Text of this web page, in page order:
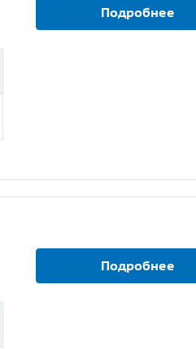
Подробнее
Подробнее